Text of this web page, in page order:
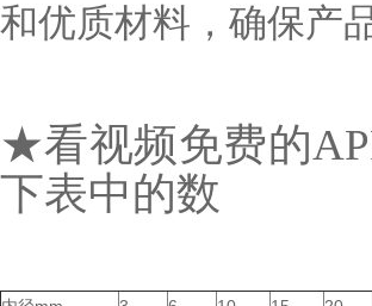
和优质材料，确保产
★看视频免费的
下表中的数